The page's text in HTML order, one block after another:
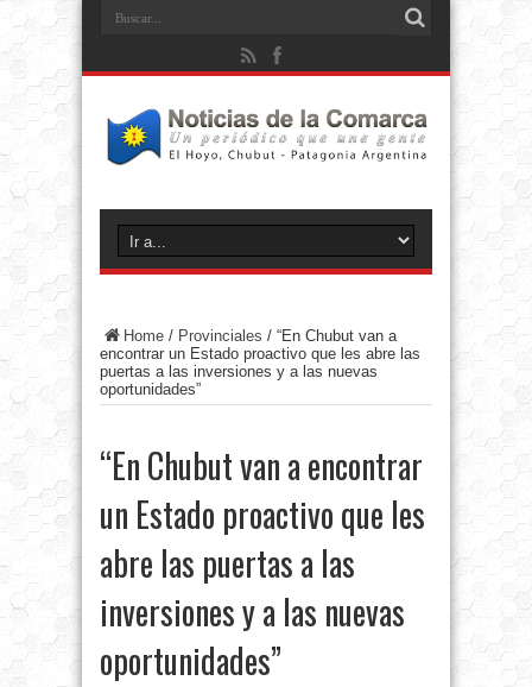
Home / Provinciales / “En Chubut van a
encontrar un Estado proactivo que les abre las
puertas a las inversiones y a las nuevas
oportunidades”
“En Chubut van a encontrar
un Estado proactivo que les
abre las puertas a las
inversiones y a las nuevas
oportunidades”